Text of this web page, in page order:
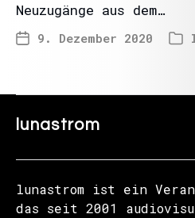
Neuzugänge aus dem…
9. Dezember 2020
lunastrom
lunastrom ist ein
das seit 2001